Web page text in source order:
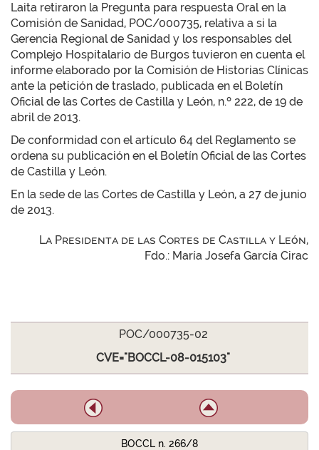
Laita retiraron la Pregunta para respuesta Oral en la
Comisión de Sanidad, POC/000735, relativa a si la
Gerencia Regional de Sanidad y los responsables del
Complejo Hospitalario de Burgos tuvieron en cuenta el
informe elaborado por la Comisión de Historias Clínicas
ante la petición de traslado, publicada en el Boletín
Oficial de las Cortes de Castilla y León, n.º 222, de 19 de
abril de 2013.
De conformidad con el artículo 64 del Reglamento se
ordena su publicación en el Boletín Oficial de las Cortes
de Castilla y León.
En la sede de las Cortes de Castilla y León, a 27 de junio
de 2013.
La Presidenta de las Cortes de Castilla y León,
Fdo.: María Josefa García Cirac
POC/000735-02
CVE="BOCCL-08-015103"
BOCCL n. 266/8